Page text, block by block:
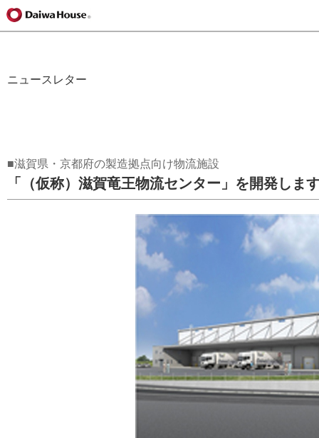
ニュースレター
■滋賀県・京都府の製造拠点向け物流施設
「（仮称）滋賀竜王物流センター」を開発しま